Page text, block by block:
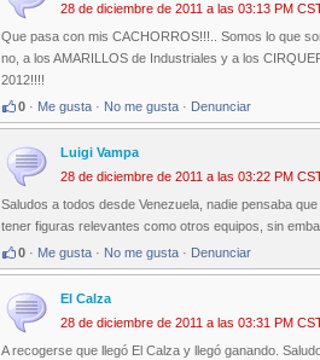
28 de diciembre de 2011 a las 03:13 PM
Que pasa con mis CACHORROS!!!.. Somos lo que
no, a los AMARILLOS de Industriales y a los
2012!!!!
0 · Me gusta · No me gusta · Denunciar
Luigi Vampa
28 de diciembre de 2011 a las 03:22 PM
Saludos a todos desde Venezuela, nadie pensaba
tener figuras relevantes como otros equipos, sin
0 · Me gusta · No me gusta · Denunciar
El Calza
28 de diciembre de 2011 a las 03:31 PM
A recogerse que llegó El Calza y llegó ganando.